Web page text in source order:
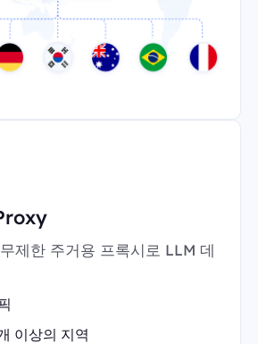
제한 주거용 프록시로 LLM 데
이상의 지역